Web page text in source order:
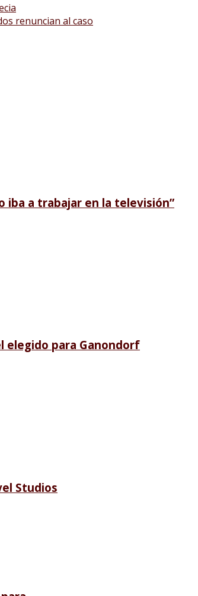
renuncian al caso
iba a trabajar en la televisión”
elegido para Ganondorf
Studios